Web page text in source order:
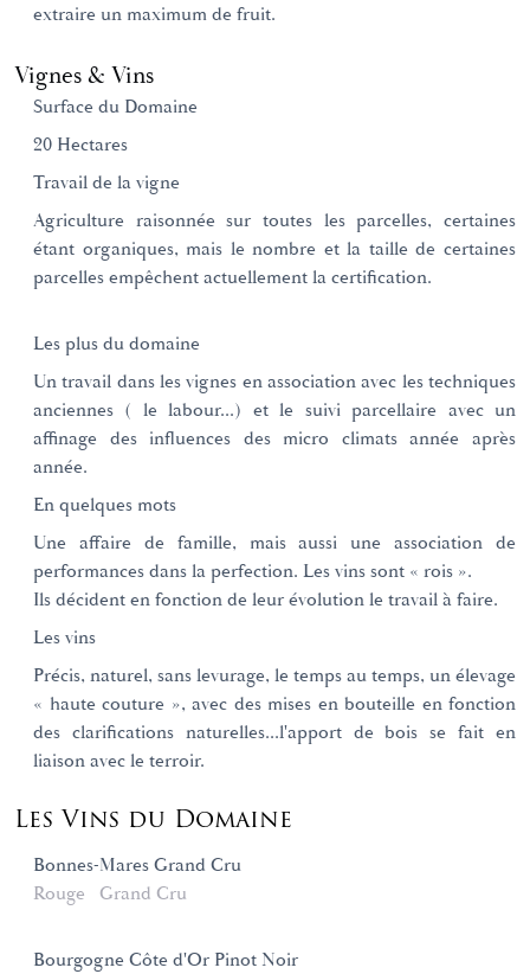
extraire un maximum de fruit.
Vignes & Vins
Surface du Domaine
20 Hectares
Travail de la vigne
Agriculture raisonnée sur toutes les parcelles, certaines
étant organiques, mais le nombre et la taille de certaines
parcelles empêchent actuellement la certification.
Les plus du domaine
Un travail dans les vignes en association avec les techniques
anciennes ( le labour...) et le suivi parcellaire avec un
affinage des influences des micro climats année après
année.
En quelques mots
Une affaire de famille, mais aussi une association de
performances dans la perfection. Les vins sont « rois ».
Ils décident en fonction de leur évolution le travail à faire.
Les vins
Précis, naturel, sans levurage, le temps au temps, un élevage
« haute couture », avec des mises en bouteille en fonction
des clarifications naturelles...l'apport de bois se fait en
liaison avec le terroir.
Les Vins du Domaine
Bonnes-Mares Grand Cru
Rouge
Grand Cru
Bourgogne Côte d'Or Pinot Noir